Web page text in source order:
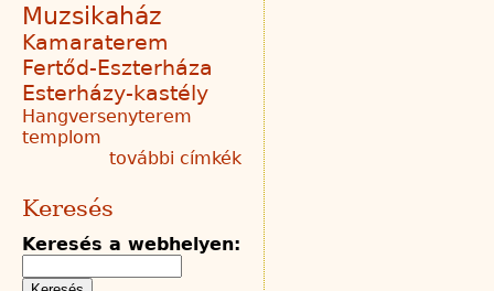
Muzsikaház
Kamaraterem
Fertőd-Eszterháza
Esterházy-kastély
Hangversenyterem
templom
további címkék
Keresés
Keresés a webhelyen: